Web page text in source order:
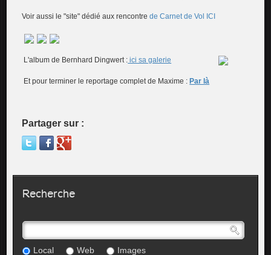
Voir aussi le "site" dédié aux rencontrede Carnet de Vol ICI
L'album de Bernhard Dingwert : ici sa galerie
Et pour terminer le reportage complet de Maxime : Par là
Partager sur :
Recherche
Local Web Images